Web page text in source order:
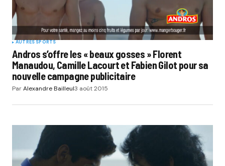
AUTRES SPORTS
Andros s’offre les « beaux gosses » Florent
Manaudou, Camille Lacourt et Fabien Gilot pour sa
nouvelle campagne publicitaire
ParAlexandre Bailleul3 août 2015